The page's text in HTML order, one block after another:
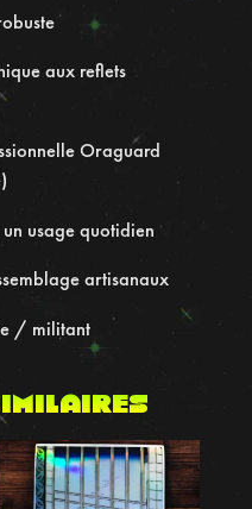
aux reflets
Oraguard
usage quotidien
artisanaux
/ militant